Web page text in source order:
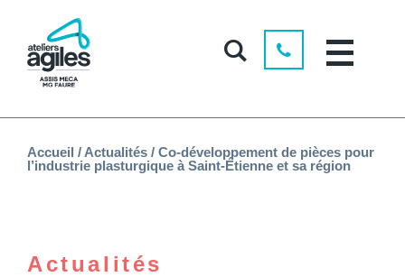
Accueil / Actualités / Co-développement de pièces pour
l’industrie plasturgique à Saint-Étienne et sa région
Actualités